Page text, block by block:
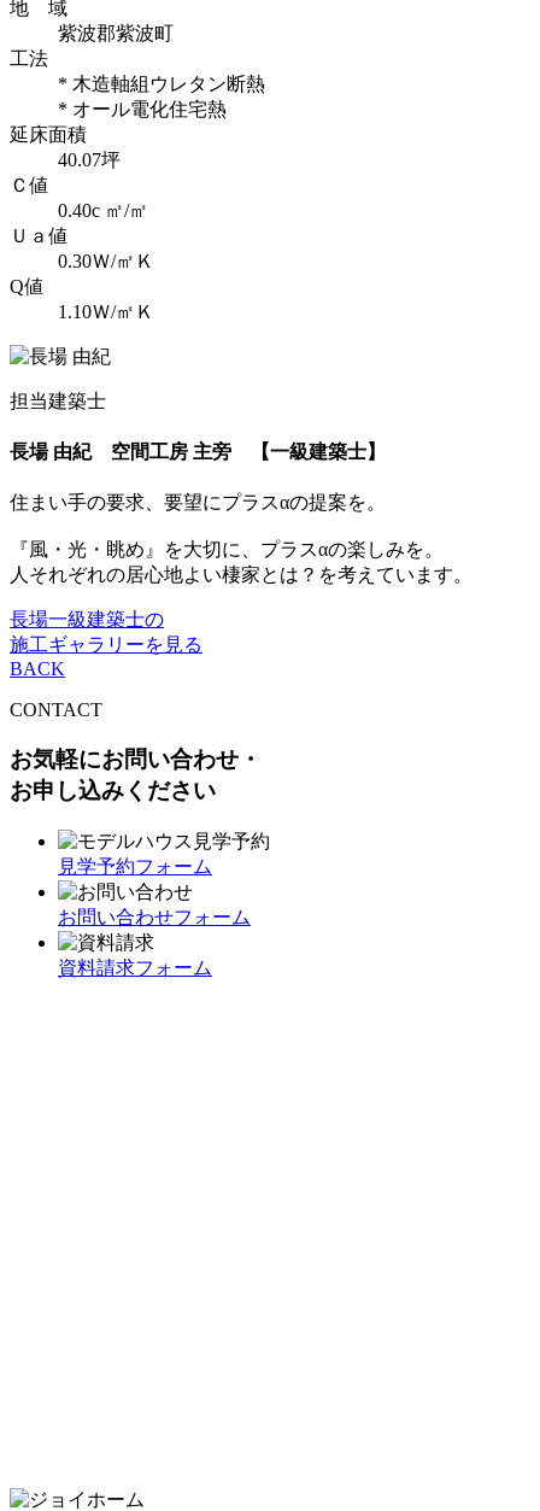
地 域
紫波郡紫波町
工法
* 木造軸組ウレタン断熱
* オール電化住宅熱
延床面積
40.07坪
Ｃ値
0.40c ㎡/㎡
Ｕａ値
0.30Ｗ/㎡Ｋ
Q値
1.10Ｗ/㎡Ｋ
担当建築士
長場 由紀 空間工房 主旁 【一級建築士】
住まい手の要求、要望にプラスαの提案を。
『風・光・眺め』を大切に、プラスαの楽しみを。
人それぞれの居心地よい棲家とは？を考えています。
長場一級建築士の
施工ギャラリーを見る
BACK
CONTACT
お気軽にお問い合わせ・
お申し込みください
見学予約フォーム
お問い合わせフォーム
資料請求フォーム